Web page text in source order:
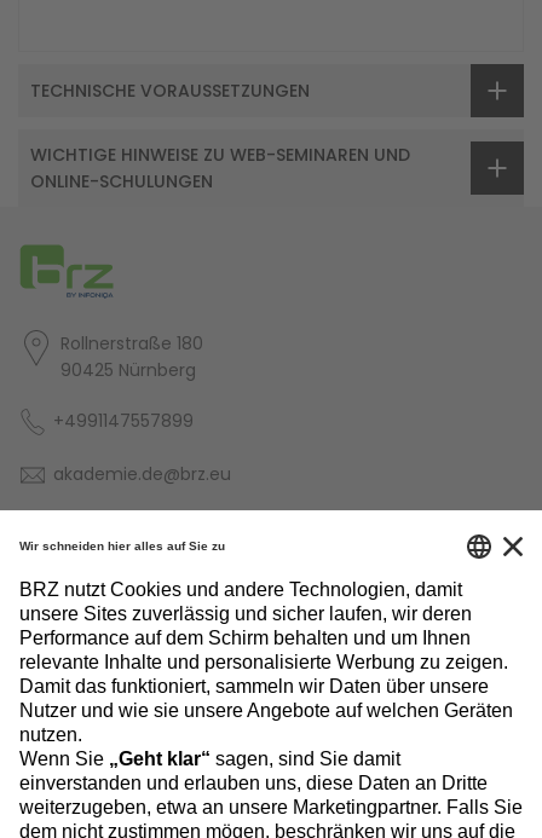
TECHNISCHE VORAUSSETZUNGEN
WICHTIGE HINWEISE ZU WEB-SEMINAREN UND
ONLINE-SCHULUNGEN
Rollnerstraße 180
90425 Nürnberg
+4991147557899
akademie.de@brz.eu
INFORMATIONEN
NÜTZLICHE LINKS
NEWSLETTER ABONNIEREN
©BRZ Deutschland GmbH